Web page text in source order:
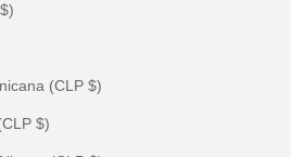
(CLP $)
$)